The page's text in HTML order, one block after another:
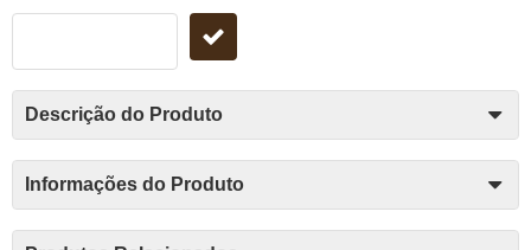
Descrição do Produto
Informações do Produto